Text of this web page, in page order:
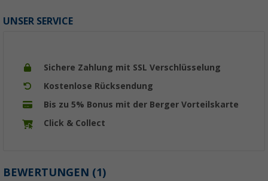
UNSER SERVICE
Sichere Zahlung mit SSL Verschlüsselung
Kostenlose Rücksendung
Bis zu 5% Bonus mit der Berger Vorteilskarte
Click & Collect
BEWERTUNGEN (1)